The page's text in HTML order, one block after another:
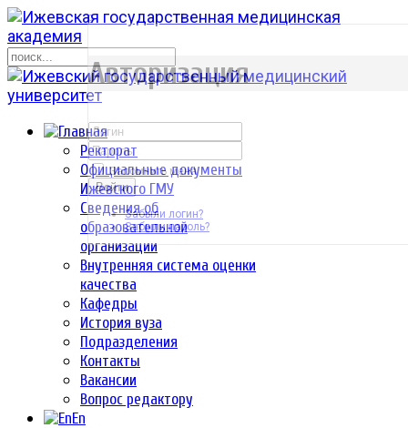
Ректорат
Официальные документы
Ижевского ГМУ
Сведения об
образовательной
организации
Внутренняя система оценки
качества
Кафедры
История вуза
Подразделения
Контакты
Вакансии
Вопрос редактору
En
р
Авторизация
Запомнить меня
Войти
Забыли логин?
Забыли пароль?